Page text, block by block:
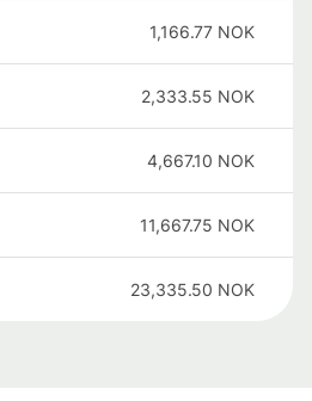
1,166.77 NOK
2,333.55 NOK
4,667.10 NOK
11,667.75 NOK
23,335.50 NOK